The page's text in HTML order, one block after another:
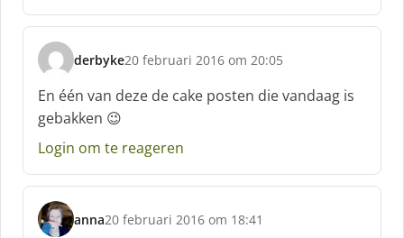
f
derbyke
s
c
h
r
e
f
20 februari 2016 om 20:05
En één van deze de cake posten die vandaag is
gebakken 😉
Login om te reageren
anna
s
20 februari 2016 om 18:41